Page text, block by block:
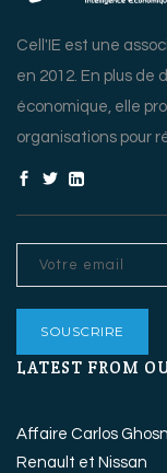
Cell'IE est une
en 2012. En plus
économique, elle
organisations pour
LATEST FROM
Affaire Carlos
Renault et Nissan